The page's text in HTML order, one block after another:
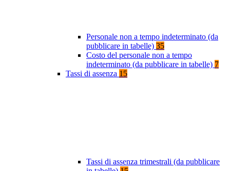
Personale non a tempo indeterminato (da
pubblicare in tabelle) 35
Costo del personale non a tempo
indeterminato (da pubblicare in tabelle) 7
Tassi di assenza 15
Tassi di assenza trimestrali (da pubblicare